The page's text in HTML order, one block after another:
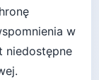
w
niedostępne